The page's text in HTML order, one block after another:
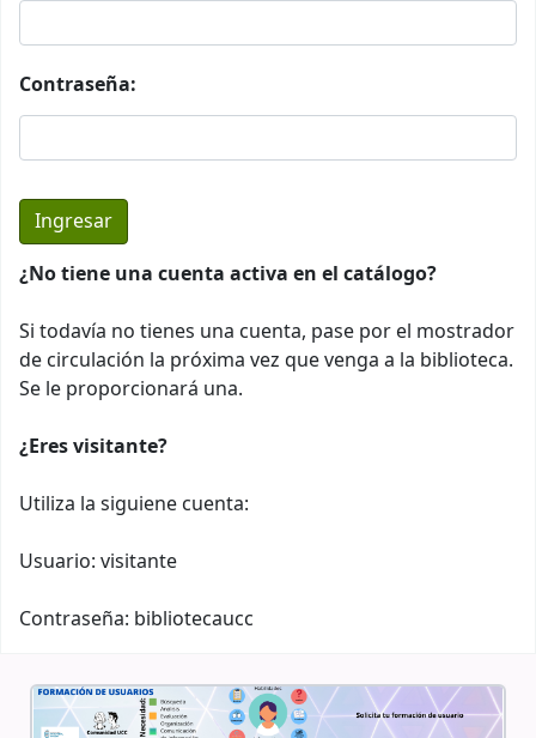
Contraseña:
¿No tiene una cuenta activa en el catálogo?
Si todavía no tienes una cuenta, pase por el mostrador
de circulación la próxima vez que venga a la biblioteca.
Se le proporcionará una.
¿Eres visitante?
Utiliza la siguiene cuenta:
Usuario: visitante
Contraseña: bibliotecaucc